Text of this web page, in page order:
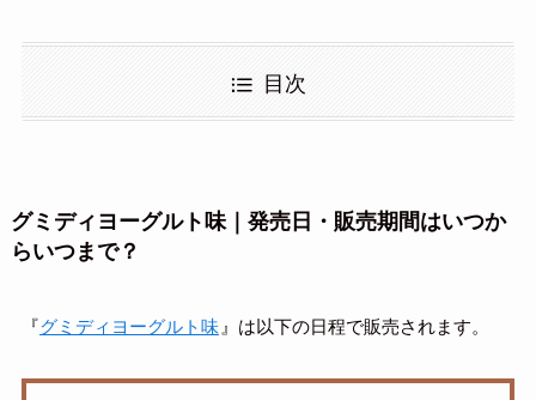
目次
グミディヨーグルト味｜発売日・販売期間はいつか
らいつまで？
『グミディヨーグルト味 』は以下の日程で販売されます。